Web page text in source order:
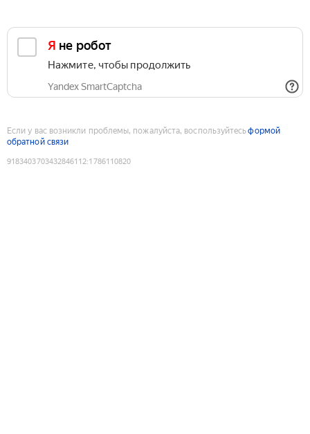
Я не робот
Нажмите, чтобы продолжить
Yandex SmartCaptcha
Если у вас возникли проблемы, пожалуйста, воспользуйтесьформой
обратной связи
9183403703432846112:1786110820